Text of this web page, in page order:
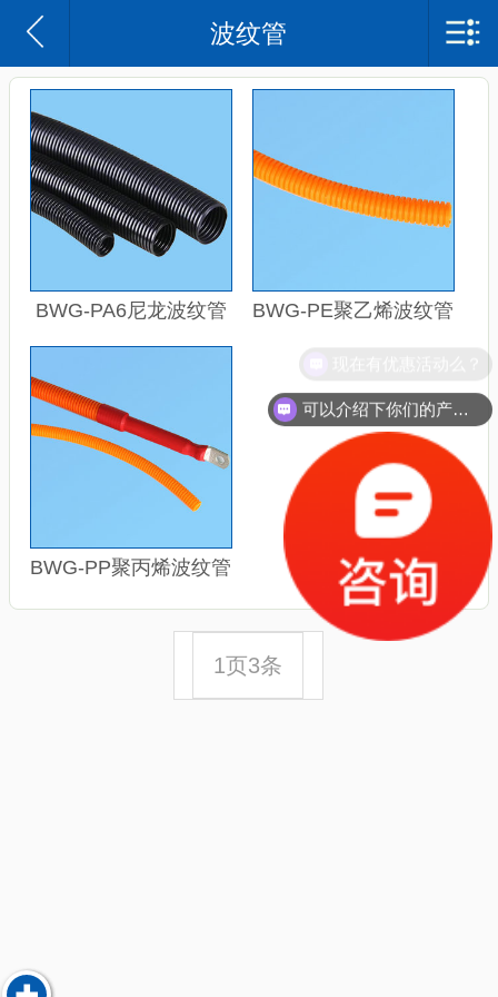
苏州沃尔兴电子科技有限公司
网站首页
沃尔兴简介
企业日记
案例
波纹管
BWG-PA6尼龙波纹管 BWG-PE聚乙烯波纹管
BWG-PP聚丙烯波纹管
1页3条
可以介绍下你们的产品么？